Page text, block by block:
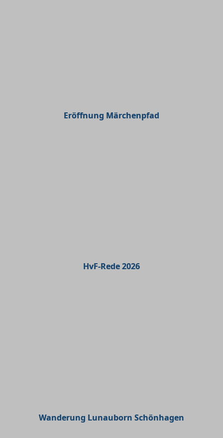
Eröffnung Märchenpfad
HvF-Rede 2026
Wanderung Lunauborn Schönhagen